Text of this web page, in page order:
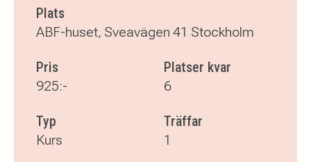
Plats
ABF-huset, Sveavägen 41 Stockholm
Pris
925:-
Platser kvar
6
Typ
Kurs
Träffar
1